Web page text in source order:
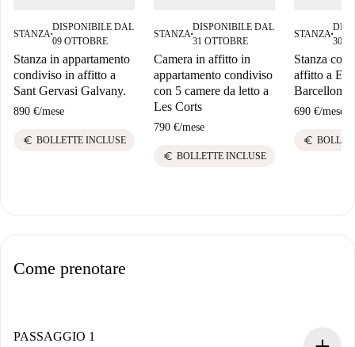
STANZA■
DISPONIBILE DAL
09 OTTOBRE
Stanza in appartamento
condiviso in affitto a
Sant Gervasi Galvany.
890 €/mese
euro BOLLETTE INCLUSE
STANZA■
DISPONIBILE DAL
31 OTTOBRE
Camera in affitto in
appartamento condiviso
con 5 camere da letto a
Les Corts
790 €/mese
euro BOLLETTE INCLUSE
STANZA■
30
Stanza
affitto a El
Barcellona
690 €/mese
euro
Come prenotare
PASSAGGIO 1